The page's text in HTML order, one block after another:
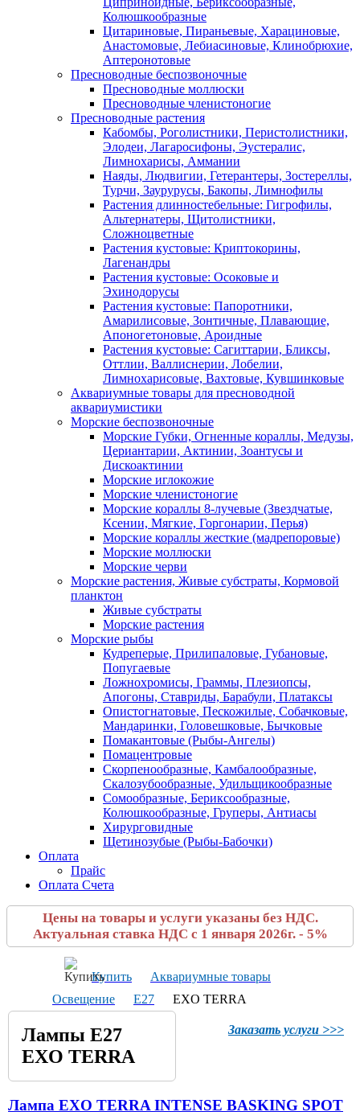
Колюшкообразные
Цитариновые, Пираньевые, Харациновые,
Анастомовые, Лебиасиновые, Клинобрюхие,
Аптеронотовые
Пресноводные беспозвоночные
Пресноводные моллюски
Пресноводные членистоногие
Пресноводные растения
Кабомбы, Роголистники, Перистолистники,
Элодеи, Лагаросифоны, Эустералис,
Лимнохарисы, Аммании
Наяды, Людвигии, Гетерантеры, Зостереллы,
Турчи, Заурурусы, Бакопы, Лимнофилы
Растения длинностебельные: Гигрофилы,
Альтернатеры, Щитолистники,
Сложноцветные
Растения кустовые: Криптокорины,
Лагенандры
Растения кустовые: Осоковые и
Эхинодорусы
Растения кустовые: Папоротники,
Амарилисовые, Зонтичные, Плавающие,
Апоногетоновые, Ароидные
Растения кустовые: Сагиттарии, Бликсы,
Оттлии, Валлиснерии, Лобелии,
Лимнохарисовые, Вахтовые, Кувшинковые
Аквариумные товары для пресноводной
аквариумистики
Морские беспозвоночные
Морские Губки, Огненные кораллы, Медузы,
Цериантарии, Актинии, Зоантусы и
Дискоактинии
Морские иглокожие
Морские членистоногие
Морские кораллы 8-лучевые (Звездчатые,
Ксении, Мягкие, Горгонарии, Перья)
Морские кораллы жесткие (мадрепоровые)
Морские моллюски
Морские черви
Морские растения, Живые субстраты, Кормовой
планктон
Живые субстраты
Морские растения
Морские рыбы
Кудреперые, Прилипаловые, Губановые,
Попугаевые
Ложнохромисы, Граммы, Плезиопсы,
Апогоны, Ставриды, Барабули, Платаксы
Опистогнатовые, Пескожилые, Собачковые,
Мандаринки, Головешковые, Бычковые
Помакантовые (Рыбы-Ангелы)
Помацентровые
Скорпенообразные, Камбалообразные,
Скалозубообразные, Удильщикообразные
Сомообразные, Бериксообразные,
Колюшкообразные, Груперы, Антиасы
Хирурговидные
Щетинозубые (Рыбы-Бабочки)
Оплата
Прайс
Оплата Счета
Цены на товары и услуги указаны без НДС.
Актуальная ставка НДС с 1 января 2026г. - 5%
Купить
Аквариумные товары
Освещение
Е27 EXO TERRA
Заказать услуги >>>
Лампы E27
EXO TERRA
Лампа EXO TERRA INTENSE BASKING SPOT